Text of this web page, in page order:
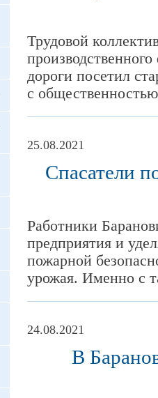
Трудовой
дороги посетил
с
25.08.2021
Спасатели
Работники
предприятия и
пожарной
урожая. Именно с
24.08.2021
В